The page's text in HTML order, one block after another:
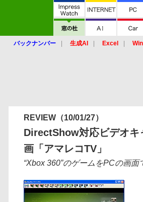
バックナンバー 生成AI Excel
REVIEW （10/01/27）
DirectShow対応ビデオキ
画「アマレコTV」
“Xbox 360”のゲームをPCの画